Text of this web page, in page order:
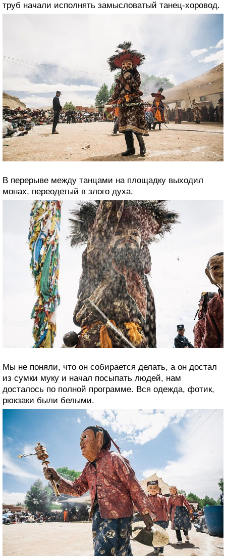
труб начали исполнять замысловатый танец-хоровод.
В перерыве между танцами на площадку выходил
монах, переодетый в злого духа.
Мы не поняли, что он собирается делать, а он достал
из сумки муку и начал посыпать людей, нам
досталось по полной программе. Вся одежда, фотик,
рюкзаки были белыми.